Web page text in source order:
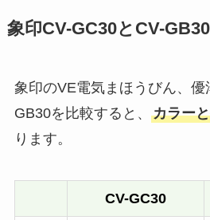
象印CV-GC30とCV-
象印のVE電気まほうびん、優
GB30を比較すると、 カラー
ります。
CV-GC30